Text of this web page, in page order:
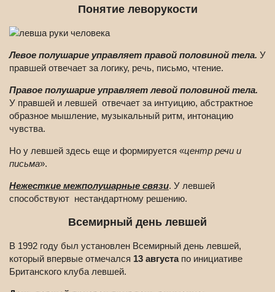
Понятие леворукости
Левое полушарие управляет правой половиной тела. У
правшей отвечает за логику, речь, письмо, чтение.
Правое полушарие управляет левой половиной тела.
У правшей и левшей отвечает за интуицию, абстрактное
образное мышление, музыкальный ритм, интонацию
чувства.
Но у левшей здесь еще и формируется «центр речи и
письма».
Нежесткие межполушарные связи. У левшей
способствуют нестандартному решению.
Всемирный день левшей
В 1992 году был установлен Всемирный день левшей,
который впервые отмечался 13 августапо инициативе
Британского клуба левшей.